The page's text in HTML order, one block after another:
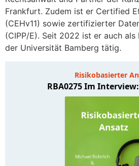
Frankfurt. Zudem ist er Certified
(CEHv11) sowie zertifizierter
(CIPP/E). Seit 2022 ist er auch
der Universität Bamberg tätig.